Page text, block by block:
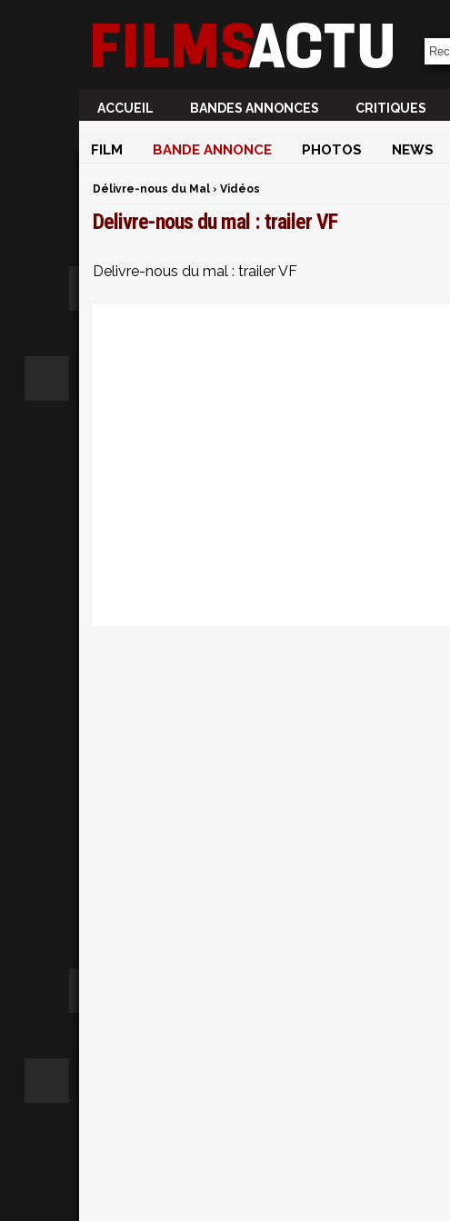
ACCUEIL BANDES ANNONCES CRITIQUES
FILM BANDE ANNONCE PHOTOS NEWS
Délivre-nous du Mal › Vidéos
Delivre-nous du mal : trailer VF
Delivre-nous du mal : trailer VF